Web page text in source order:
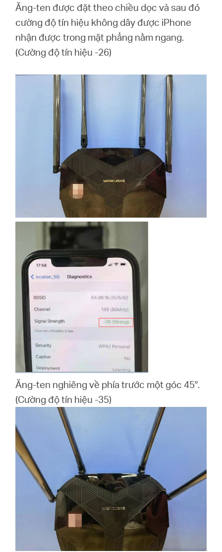
Ăng-ten được đặt theo chiều dọc và sau đó
cường độ tín hiệu không dây được iPhone
nhận được trong mặt phẳng nằm ngang.
(Cường độ tín hiệu -26)
Ăng-ten nghiêng về phía trước một góc 45°.
(Cường độ tín hiệu -35)